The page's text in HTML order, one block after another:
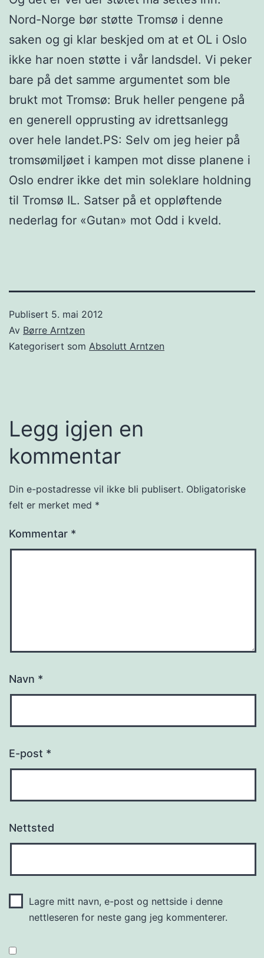
Nord-Norge bør støtte Tromsø i denne
saken og gi klar beskjed om at et OL i Oslo
ikke har noen støtte i vår landsdel. Vi peker
bare på det samme argumentet som ble
brukt mot Tromsø: Bruk heller pengene på
en generell opprusting av idrettsanlegg
over hele landet.PS: Selv om jeg heier på
tromsømiljøet i kampen mot disse planene i
Oslo endrer ikke det min soleklare holdning
til Tromsø IL. Satser på et oppløftende
nederlag for «Gutan» mot Odd i kveld.
Publisert 5. mai 2012
Av Børre Arntzen
Kategorisert som Absolutt Arntzen
Legg igjen en
kommentar
Din e-postadresse vil ikke bli publisert. Obligatoriske
felt er merket med *
Kommentar *
Navn *
E-post *
Nettsted
Lagre mitt navn, e-post og nettside i denne
nettleseren for neste gang jeg kommenterer.